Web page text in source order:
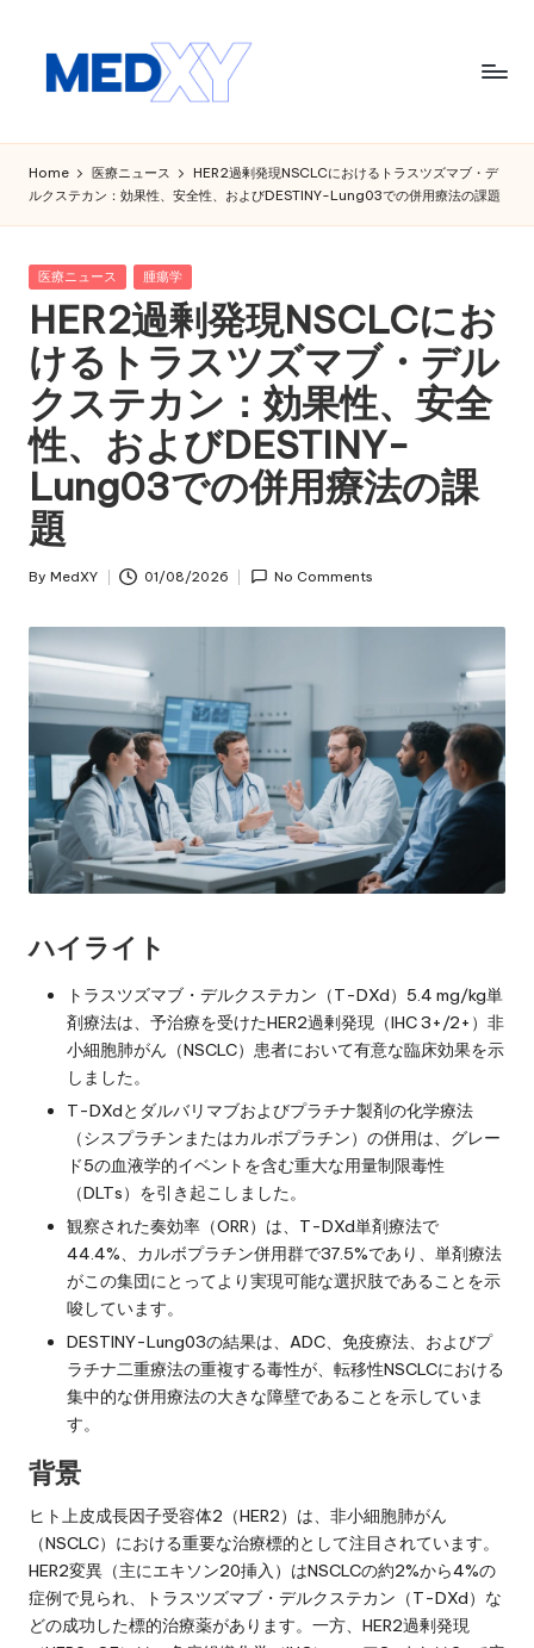
M
e
d
x
y
A
I
Home 医療ニュース
HER2過剰発現NSCLCにおけるトラスツズマブ・デ
ルクステカン：効果性、安全性、およびDESTINY-Lung03での併用療法の課題
Posted
医療ニュース 腫瘍学
HER2過剰発現NSCLCにお
けるトラスツズマブ・デル
クステカン：効果性、安全
性、およびDESTINY-
Lung03での併用療法の課
題
Posted
By MedXY 01/08/2026 No Comments
ハイライト
トラスツズマブ・デルクステカン（T-DXd）5.4 mg/kg単
剤療法は、予治療を受けたHER2過剰発現（IHC 3+/2+）非
小細胞肺がん（NSCLC）患者において有意な臨床効果を示
しました。
T-DXdとダルバリマブおよびプラチナ製剤の化学療法
（シスプラチンまたはカルボプラチン）の併用は、グレー
ド5の血液学的イベントを含む重大な用量制限毒性
（DLTs）を引き起こしました。
観察された奏効率（ORR）は、T-DXd単剤療法で
44.4%、カルボプラチン併用群で37.5%であり、単剤療法
がこの集団にとってより実現可能な選択肢であることを示
唆しています。
DESTINY-Lung03の結果は、ADC、免疫療法、およびプ
ラチナ二重療法の重複する毒性が、転移性NSCLCにおける
集中的な併用療法の大きな障壁であることを示していま
す。
背景
ヒト上皮成長因子受容体2（HER2）は、非小細胞肺がん
（NSCLC）における重要な治療標的として注目されています。
HER2変異（主にエキソン20挿入）はNSCLCの約2%から4%の
症例で見られ、トラスツズマブ・デルクステカン（T-DXd）な
どの成功した標的治療薬があります。一方、HER2過剰発現